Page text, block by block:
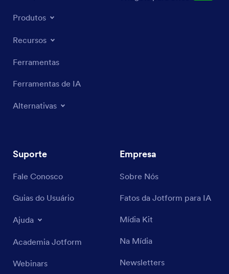
Produtos
Recursos
Ferramentas
Ferramentas de IA
Alternativas
Suporte
Fale Conosco
Guias do Usuário
Ajuda
Academia Jotform
Webinars
Empresa
Sobre Nós
Fatos da Jotform para IA
Mídia Kit
Na Mídia
Newsletters